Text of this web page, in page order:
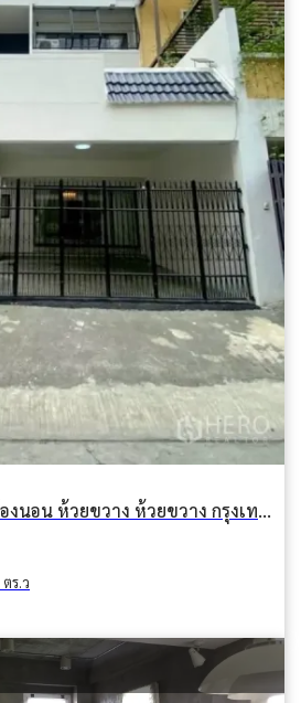
ให้เช่า ทาวน์เฮาส์ 6 ห้องนอน ห้วยขวาง ห้วยขวาง กรุงเทพมหานคร
ตร.ว